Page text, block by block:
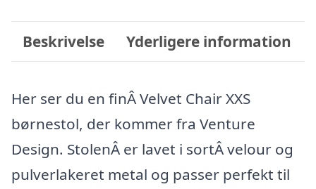
Beskrivelse Yderligere information
Her ser du en finÂ Velvet Chair XXS
børnestol, der kommer fra Venture
Design. StolenÂ er lavet i sortÂ velour og
pulverlakeret metal og passer perfekt til